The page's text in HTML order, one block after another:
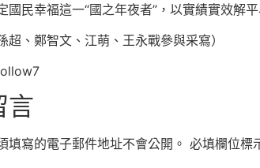
國民幸福這一“國之年夜者”，以實績實效解
超、鄭智文、江萌、王永戰參與采寫）
言
填寫的電子郵件地址不會公開。 必填欄位標